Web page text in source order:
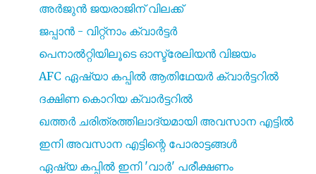
അർജുൻ ജയരാജിന്‌ വിലക്ക്
ജപ്പാൻ - വിറ്റ്നാം ക്വാർട്ടർ
പെനാൽറ്റിയിലൂടെ ഓസ്ട്രേലിയൻ വിജയം
AFC ഏഷ്യാ കപ്പിൽ ആതിഥേയർ ക്വാർട്ടറിൽ
ദക്ഷിണ കൊറിയ ക്വാർട്ടറിൽ
ഖത്തർ ചരിത്രത്തിലാദ്യമായി അവസാന എട്ടിൽ
ഇനി അവസാന എട്ടിന്റെ പോരാട്ടങ്ങൾ
ഏഷ്യ കപ്പിൽ ഇനി 'വാർ' പരീക്ഷണം